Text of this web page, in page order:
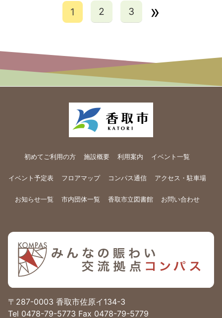
1 2 3 »
〒287-0003 香取市佐原イ134-3
Tel 0478-79-5773 Fax 0478-79-5779
初めてご利用の方 施設概要 利用案内 イベント一覧
イベント予定表 フロアマップ コンパス通信 アクセス・駐車場
お知らせ一覧 市内団体一覧 香取市立図書館 お問い合わせ